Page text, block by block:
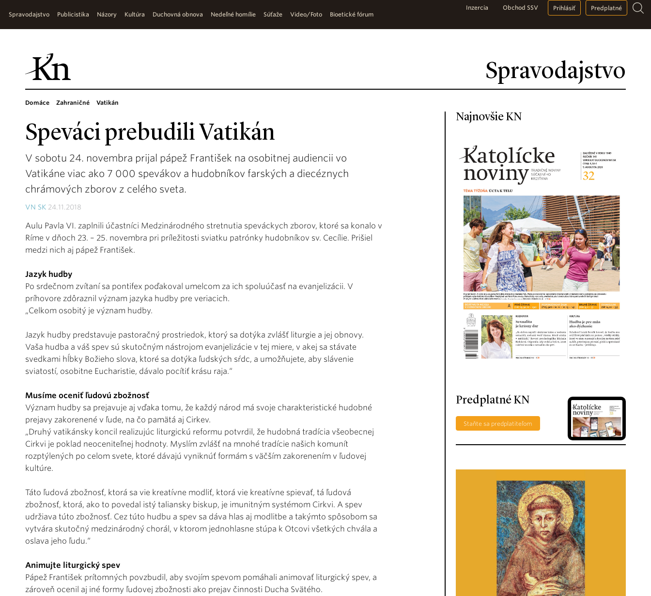
Spravodajstvo
Spravodajstvo Publicistika Názory Kultúra Duchovná obnova Nedeľné homílie Súťaže Video/Foto Bioetické fórum
Inzercia Obchod SSV Prihlásiť Predplatné
Domáce Zahraničné Vatikán
Speváci prebudili Vatikán
V sobotu 24. novembra prijal pápež František na osobitnej audiencii vo
Vatikáne viac ako 7 000 spevákov a hudobníkov farských a diecéznych
chrámových zborov z celého sveta.
VN SK 24.11.2018
Aulu Pavla VI. zaplnili účastníci Medzinárodného stretnutia speváckych zborov, ktoré sa konalo v
Ríme v dňoch 23. – 25. novembra pri príležitosti sviatku patrónky hudobníkov sv. Cecílie. Prišiel
medzi nich aj pápež František.
Jazyk hudby
Po srdečnom zvítaní sa pontifex poďakoval umelcom za ich spoluúčasť na evanjelizácii. V
príhovore zdôraznil význam jazyka hudby pre veriacich.
„Celkom osobitý je význam hudby.
Jazyk hudby predstavuje pastoračný prostriedok, ktorý sa dotýka zvlášť liturgie a jej obnovy.
Vaša hudba a váš spev sú skutočným nástrojom evanjelizácie v tej miere, v akej sa stávate
svedkami hĺbky Božieho slova, ktoré sa dotýka ľudských sŕdc, a umožňujete, aby slávenie
sviatostí, osobitne Eucharistie, dávalo pocítiť krásu raja.“
Musíme oceniť ľudovú zbožnosť
Význam hudby sa prejavuje aj vďaka tomu, že každý národ má svoje charakteristické hudobné
prejavy zakorenené v ľude, na čo pamätá aj Cirkev.
„Druhý vatikánsky koncil realizujúc liturgickú reformu potvrdil, že hudobná tradícia všeobecnej
Cirkvi je poklad neoceniteľnej hodnoty. Myslím zvlášť na mnohé tradície našich komunít
rozptýlených po celom svete, ktoré dávajú vyniknúť formám s väčším zakorenením v ľudovej
kultúre.
Táto ľudová zbožnosť, ktorá sa vie kreatívne modliť, ktorá vie kreatívne spievať, tá ľudová
zbožnosť, ktorá, ako to povedal istý taliansky biskup, je imunitným systémom Cirkvi. A spev
udržiava túto zbožnosť. Cez túto hudbu a spev sa dáva hlas aj modlitbe a takýmto spôsobom sa
vytvára skutočný medzinárodný chorál, v ktorom jednohlasne stúpa k Otcovi všetkých chvála a
oslava jeho ľudu.“
Animujte liturgický spev
Pápež František prítomných povzbudil, aby svojím spevom pomáhali animovať liturgický spev, a
zároveň ocenil aj iné formy ľudovej zbožnosti ako prejav činnosti Ducha Svätého.
Najnovšie KN
Predplatné KN
Staňte sa predplatiteľom